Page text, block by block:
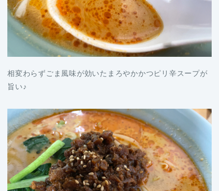
相変わらずごま風味が効いたまろやかかつピリ辛スープが
旨い♪